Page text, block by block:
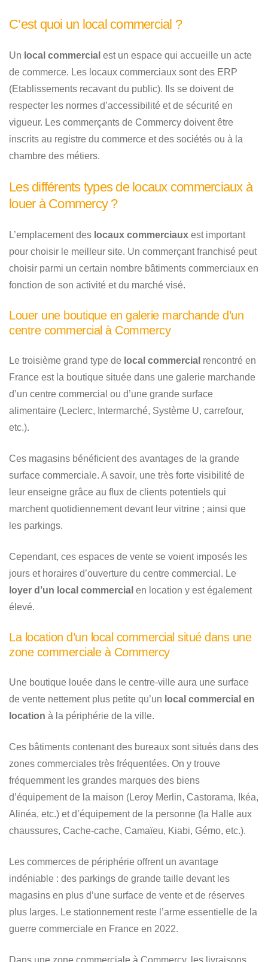
C’est quoi un local commercial ?
Un local commercial est un espace qui accueille un acte
de commerce. Les locaux commerciaux sont des ERP
(Etablissements recavant du public). Ils se doivent de
respecter les normes d’accessibilité et de sécurité en
vigueur. Les commerçants de Commercy doivent être
inscrits au registre du commerce et des sociétés ou à la
chambre des métiers.
Les différents types de locaux commerciaux à
louer à Commercy ?
L’emplacement des locaux commerciaux est important
pour choisir le meilleur site. Un commerçant franchisé peut
choisir parmi un certain nombre bâtiments commerciaux en
fonction de son activité et du marché visé.
Louer une boutique en galerie marchande d’un
centre commercial à Commercy
Le troisième grand type de local commercial rencontré en
France est la boutique située dans une galerie marchande
d’un centre commercial ou d’une grande surface
alimentaire (Leclerc, Intermarché, Système U, carrefour,
etc.).
Ces magasins bénéficient des avantages de la grande
surface commerciale. A savoir, une très forte visibilité de
leur enseigne grâce au flux de clients potentiels qui
marchent quotidiennement devant leur vitrine ; ainsi que
les parkings.
Cependant, ces espaces de vente se voient imposés les
jours et horaires d’ouverture du centre commercial. Le
loyer d’un local commercial en location y est également
élevé.
La location d’un local commercial situé dans une
zone commerciale à Commercy
Une boutique louée dans le centre-ville aura une surface
de vente nettement plus petite qu’un local commercial en
location à la périphérie de la ville.
Ces bâtiments contenant des bureaux sont situés dans des
zones commerciales très fréquentées. On y trouve
fréquemment les grandes marques des biens
d’équipement de la maison (Leroy Merlin, Castorama, Ikéa,
Alinéa, etc.) et d’équipement de la personne (la Halle aux
chaussures, Cache-cache, Camaïeu, Kiabi, Gémo, etc.).
Les commerces de périphérie offrent un avantage
indéniable : des parkings de grande taille devant les
magasins en plus d’une surface de vente et de réserves
plus larges. Le stationnement reste l’arme essentielle de la
guerre commerciale en France en 2022.